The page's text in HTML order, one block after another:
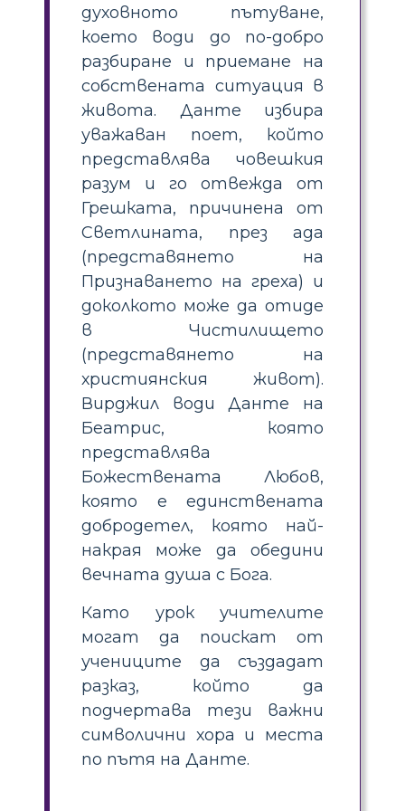
духовното пътуване,
което води до по-добро
разбиране и приемане на
собствената ситуация в
живота. Данте избира
уважаван поет, който
представлява човешкия
разум и го отвежда от
Грешката, причинена от
Светлината, през ада
(представянето на
Признаването на греха) и
доколкото може да отиде
в Чистилището
(представянето на
християнския живот).
Вирджил води Данте на
Беатрис, която
представлява
Божествената Любов,
която е единствената
добродетел, която най-
накрая може да обедини
вечната душа с Бога.
Като урок учителите
могат да поискат от
учениците да създадат
разказ, който да
подчертава тези важни
символични хора и места
по пътя на Данте.